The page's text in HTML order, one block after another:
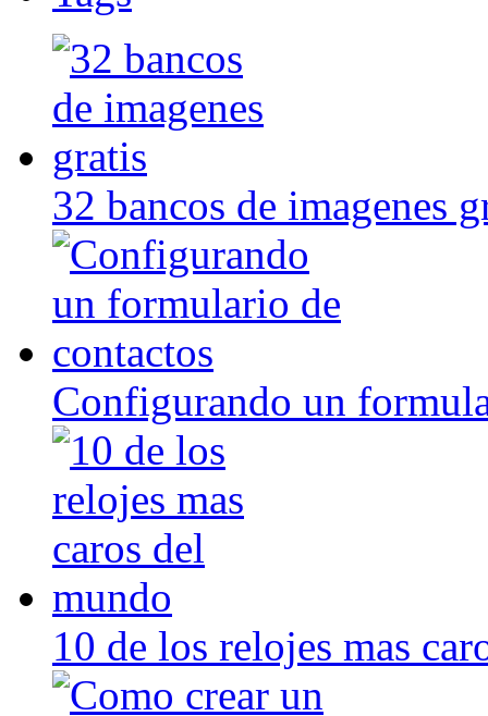
32 bancos de imagenes
Configurando un
10 de los relojes mas